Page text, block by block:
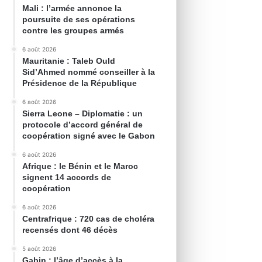
Mali : l’armée annonce la
poursuite de ses opérations
contre les groupes armés
6 août 2026
Mauritanie : Taleb Ould
Sid’Ahmed nommé conseiller à la
Présidence de la République
6 août 2026
Sierra Leone – Diplomatie : un
protocole d’accord général de
coopération signé avec le Gabon
6 août 2026
Afrique : le Bénin et le Maroc
signent 14 accords de
coopération
6 août 2026
Centrafrique : 720 cas de choléra
recensés dont 46 décès
5 août 2026